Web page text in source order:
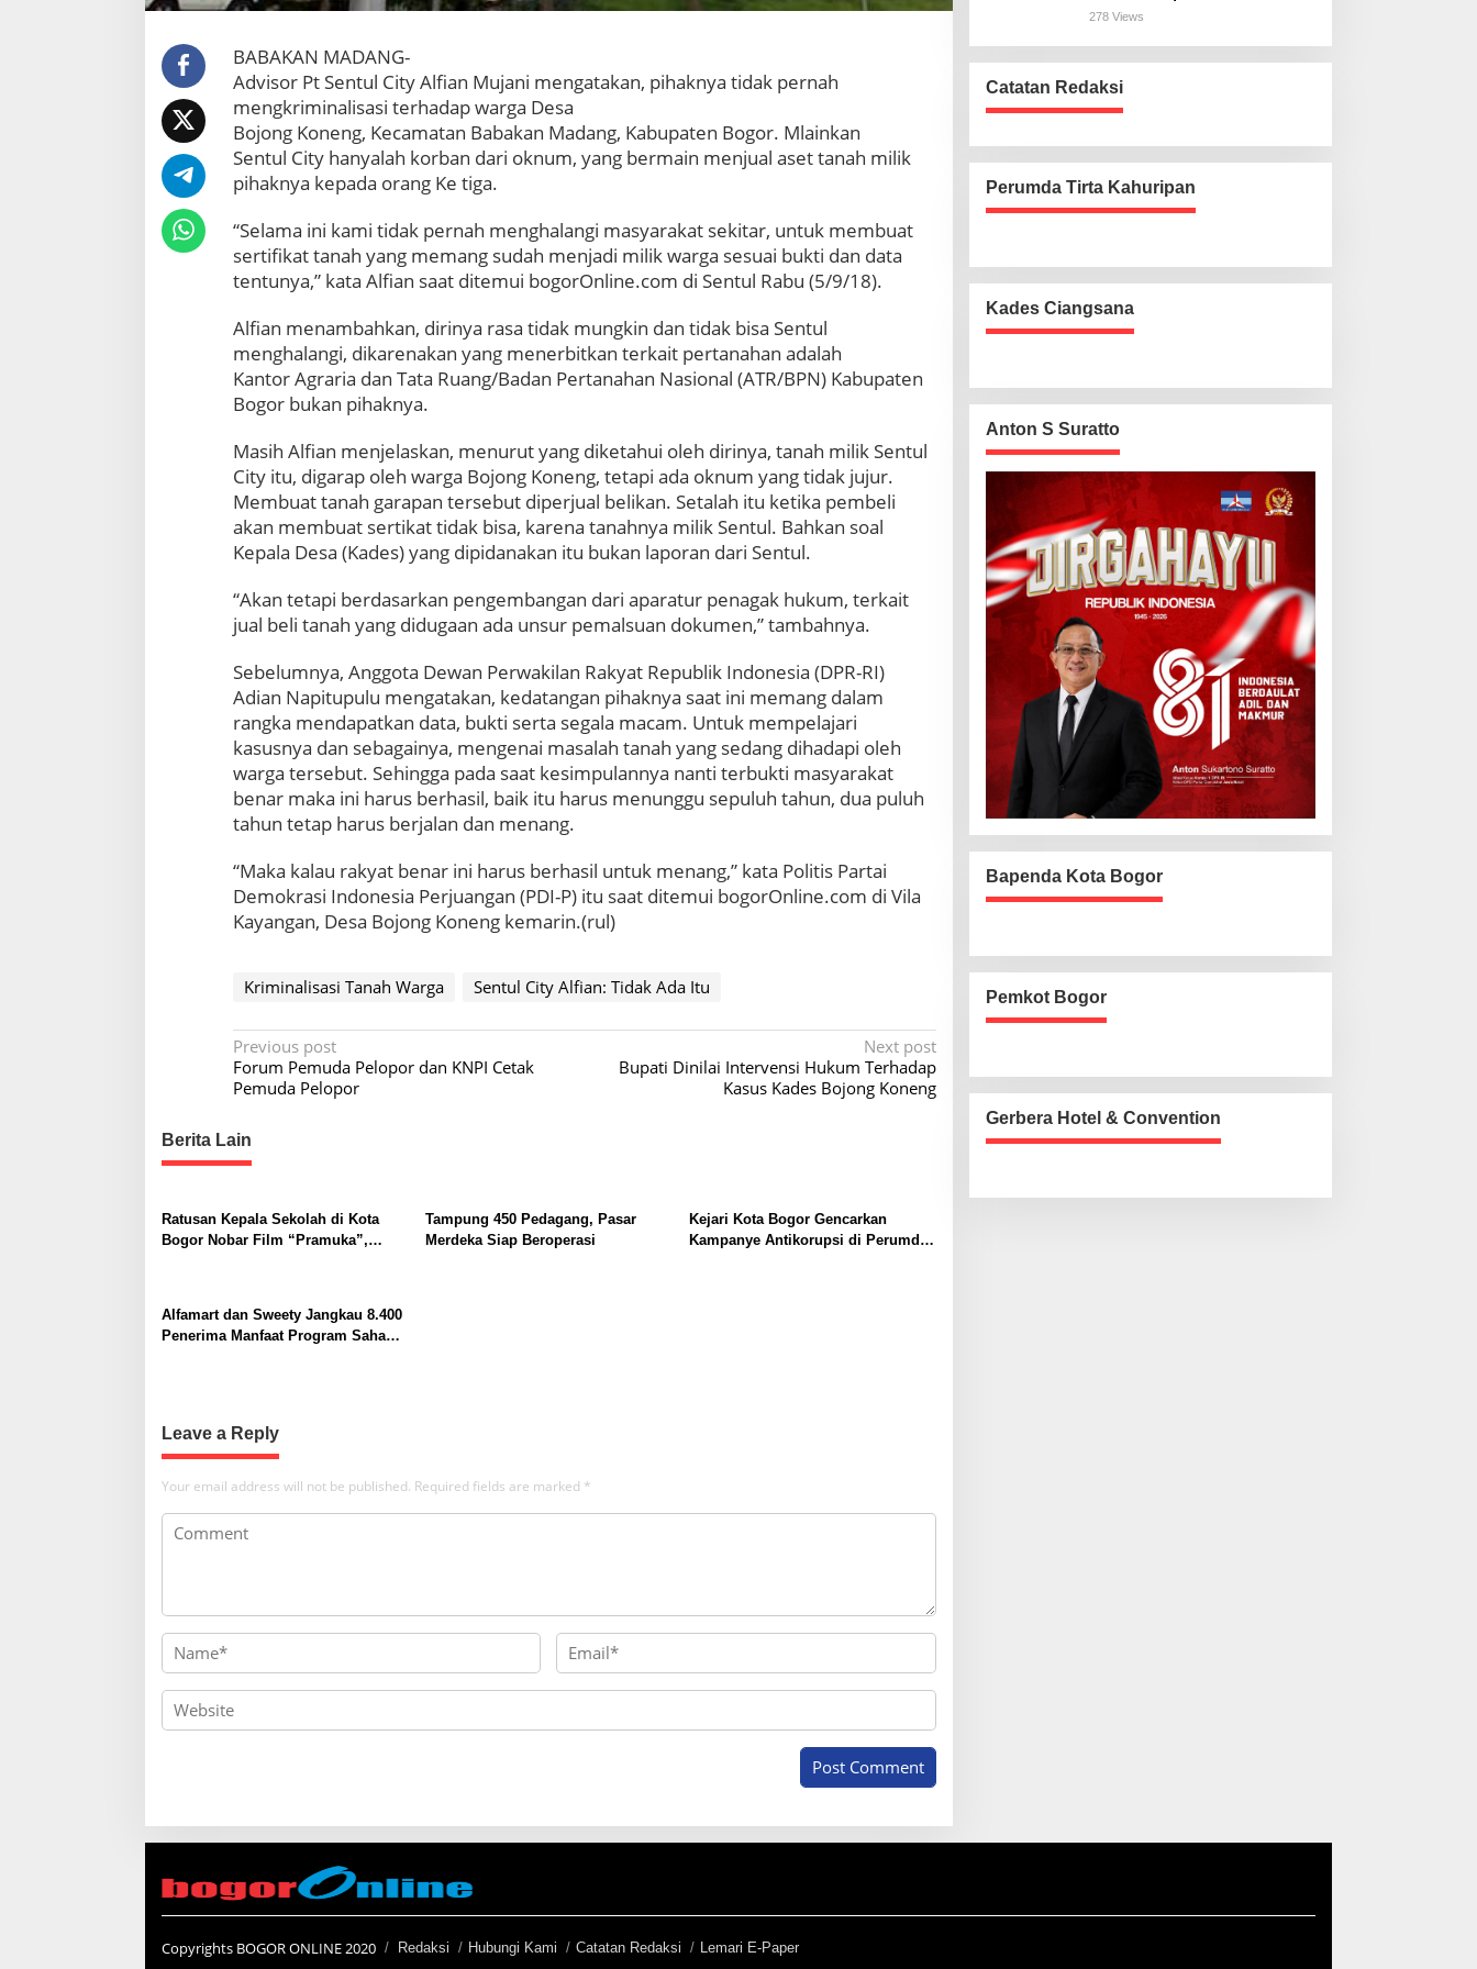
n
l
i
s
a
s
i
a
a
h
W
r
g
a
BABAKAN MADANG-
Advisor Pt Sentul City Alfian Mujani mengatakan, pihaknya tidak pernah
mengkriminalisasi terhadap warga Desa
Bojong Koneng, Kecamatan Babakan Madang, Kabupaten Bogor. Mlainkan
Sentul City hanyalah korban dari oknum, yang bermain menjual aset tanah milik
pihaknya kepada orang Ke tiga.
“Selama ini kami tidak pernah menghalangi masyarakat sekitar, untuk membuat
sertifikat tanah yang memang sudah menjadi milik warga sesuai bukti dan data
tentunya,” kata Alfian saat ditemui bogorOnline.com di Sentul Rabu (5/9/18).
Alfian menambahkan, dirinya rasa tidak mungkin dan tidak bisa Sentul
menghalangi, dikarenakan yang menerbitkan terkait pertanahan adalah
Kantor Agraria dan Tata Ruang/Badan Pertanahan Nasional (ATR/BPN) Kabupaten
Bogor bukan pihaknya.
Masih Alfian menjelaskan, menurut yang diketahui oleh dirinya, tanah milik Sentul
City itu, digarap oleh warga Bojong Koneng, tetapi ada oknum yang tidak jujur.
Membuat tanah garapan tersebut diperjual belikan. Setalah itu ketika pembeli
akan membuat sertikat tidak bisa, karena tanahnya milik Sentul. Bahkan soal
Kepala Desa (Kades) yang dipidanakan itu bukan laporan dari Sentul.
“Akan tetapi berdasarkan pengembangan dari aparatur penagak hukum, terkait
jual beli tanah yang didugaan ada unsur pemalsuan dokumen,” tambahnya.
Sebelumnya, Anggota Dewan Perwakilan Rakyat Republik Indonesia (DPR-RI)
Adian Napitupulu mengatakan, kedatangan pihaknya saat ini memang dalam
rangka mendapatkan data, bukti serta segala macam. Untuk mempelajari
kasusnya dan sebagainya, mengenai masalah tanah yang sedang dihadapi oleh
warga tersebut. Sehingga pada saat kesimpulannya nanti terbukti masyarakat
benar maka ini harus berhasil, baik itu harus menunggu sepuluh tahun, dua puluh
tahun tetap harus berjalan dan menang.
“Maka kalau rakyat benar ini harus berhasil untuk menang,” kata Politis Partai
Demokrasi Indonesia Perjuangan (PDI-P) itu saat ditemui bogorOnline.com di Vila
Kayangan, Desa Bojong Koneng kemarin.(rul)
Kriminalisasi Tanah Warga Sentul City Alfian: Tidak Ada Itu
P
o
t
n
v
a
o
n
Previous post
Forum Pemuda Pelopor dan KNPI Cetak
Pemuda Pelopor
Next post
Bupati Dinilai Intervensi Hukum Terhadap
Kasus Kades Bojong Koneng
Berita Lain
Ratusan Kepala Sekolah di Kota
Bogor Nobar Film “Pramuka”,
Tampung 450 Pedagang, Pasar
Merdeka Siap Beroperasi
Kejari Kota Bogor Gencarkan
Kampanye Antikorupsi di Perumda
Alfamart dan Sweety Jangkau 8.400
Penerima Manfaat Program Sahabat
Leave a Reply
Your email address will not be published. Required fields are marked *
Harus Beres
278 Views
Catatan Redaksi
Perumda Tirta Kahuripan
Kades Ciangsana
Anton S Suratto
Bapenda Kota Bogor
Pemkot Bogor
Gerbera Hotel & Convention
Copyrights BOGOR ONLINE 2020 Redaksi Hubungi Kami Catatan Redaksi Lemari E-Paper